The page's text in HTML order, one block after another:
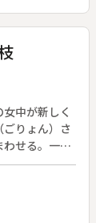
中が新しく
りょん）さ
せる。一番
そり女中部
としたとた
ってしま